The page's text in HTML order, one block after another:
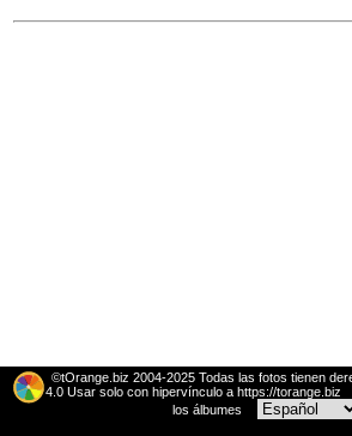
©tOrange.biz 2004-2025 Todas las fotos tienen
4.0 Usar solo con hipervínculo a https://torange.biz
los álbumes